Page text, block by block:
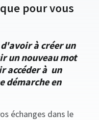
pour vous
à créer un
un nouveau mot
accéder à un
démarche en
échanges dans le